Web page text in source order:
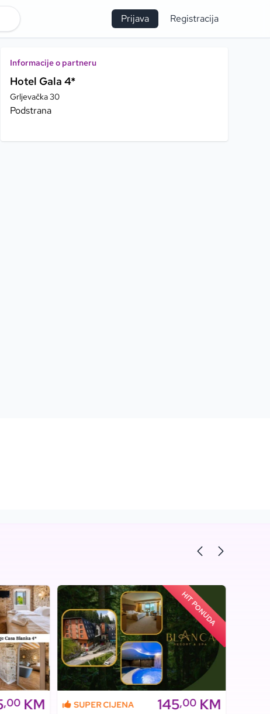
Prijava Registracija
Informacije o partneru
Hotel Gala 4*
Grljevačka 30
Podstrana
,00KM
HIT PONUDA
SUPER CIJENA 145,00 KM